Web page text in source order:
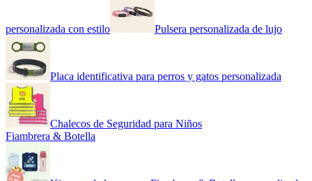
personalizada con estilo Pulsera personalizada de lujo
Placa identificativa para perros y gatos personalizada
Chalecos de Seguridad para Niños
Fiambrera & Botella